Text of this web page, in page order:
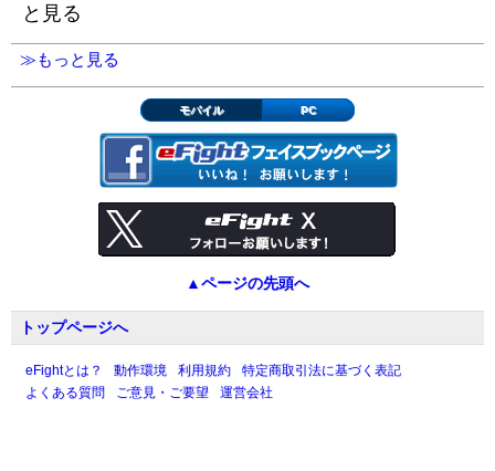
と見る
≫もっと見る
モバイル PC
▲ページの先頭へ
トップページへ
eFightとは？ 動作環境 利用規約
特定商取引法に基づく表記
よくある質問
ご意見・ご要望 運営会社